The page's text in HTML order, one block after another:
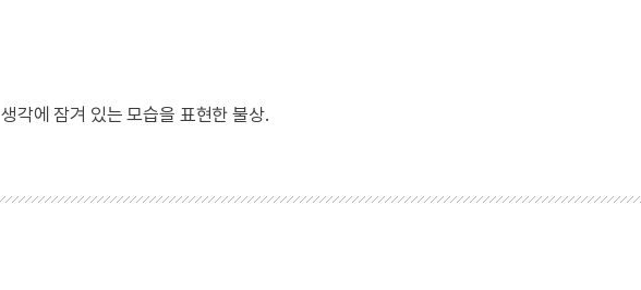
각에 잠겨 있는 모습을 표현한 불상.